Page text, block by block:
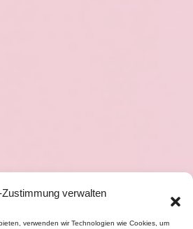
verwalten
verwenden wir Technologien wie Cookies, um